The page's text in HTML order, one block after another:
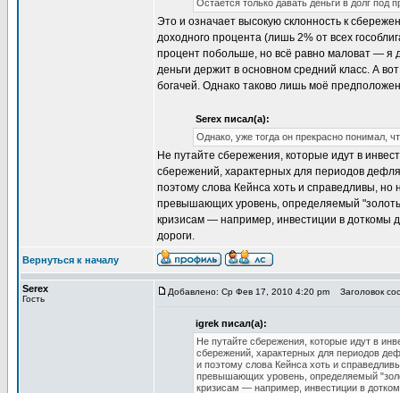
Остаётся только давать деньги в долг под
Это и означает высокую склонность к
доходного процента (лишь 2% от всех
процент побольше, но всё равно маловат — я
деньги держит в основном средний класс. А
богачей. Однако таково лишь моё
Serex писал(а):
Однако, уже тогда он прекрасно понимал,
Не путайте сбережения, которые идут в
сбережений, характерных для периодов
поэтому слова Кейнса хоть и справедливы,
превышающих уровень, определяемый
кризисам — например, инвестиции в доткомы
дороги.
Вернуться к началу
Serex
Гость
Добавлено: Ср Фев 17, 2010 4:20 pm Заголовок
igrek писал(а):
Не путайте сбережения, которые идут в
сбережений, характерных для периодов
и поэтому слова Кейнса хоть и
превышающих уровень, определяемый
кризисам — например, инвестиции в